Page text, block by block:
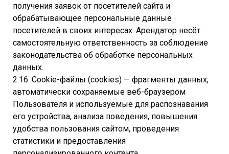
получения заявок от посетителей сайта и
обрабатывающее персональные данные
посетителей в своих интересах. Арендатор несёт
самостоятельную ответственность за соблюдение
законодательства об обработке персональных
данных.
2.16. Cookie-файлы (cookies) — фрагменты данных,
автоматически сохраняемые веб-браузером
Пользователя и используемые для распознавания
его устройства, анализа поведения, повышения
удобства пользования сайтом, проведения
статистики и предоставления